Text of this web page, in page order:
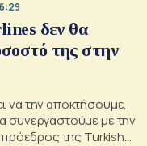
δεν θα
της στην
να την αποκτήσουμε,
συνεργαστούμε με την
πρόεδρος της Turkish